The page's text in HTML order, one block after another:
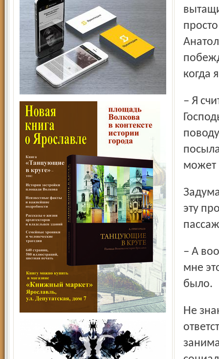
когда
– Я считаю, что все мои дети, кроме Оли, от Бога. Это
может
Задумавшись на мгновение, моя собеседница завершает
эту
– А вообще-то я авантюристка, каких поискать. Не будь во
мне
было.
Не знаю, как авантюризма, а вот решительности и